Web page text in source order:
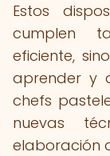
Estos
cumplen
eficiente,
aprender y
chefs
nuevas
elaboración